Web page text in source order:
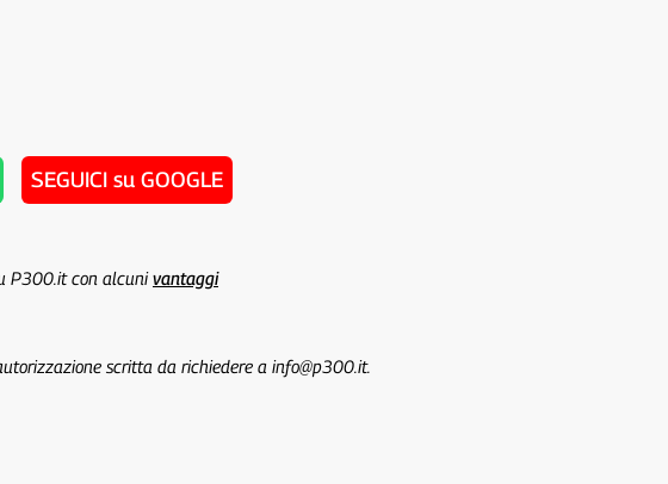
SEGUICI su GOOGLE
P300.it con alcunivantaggi
scritta da richiedere a info@p300.it.